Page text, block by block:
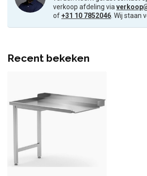
verkoop afdeling via
of+31 10 7852046. Wij staan
Recent bekeken